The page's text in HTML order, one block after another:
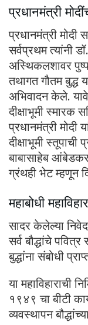
प्रधानमंत्री
प्रधानमंत्री मोदी
सर्वप्रथम त्यांनी
अस्थिकलशावर
तथागत गौतम बुद्ध
अभिवादन केले.
दीक्षाभूमी स्मारक
प्रधानमंत्री मोदी
दीक्षाभूमी
बाबासाहेब आंबेडकर
ग्रंथही भेट म्हणून
महाबोधी
सादर केलेल्या
सर्व बौद्धांचे
बुद्धांना संबोधी
या महाविहाराची
१९४९ चा बीटी
व्यवस्थापन